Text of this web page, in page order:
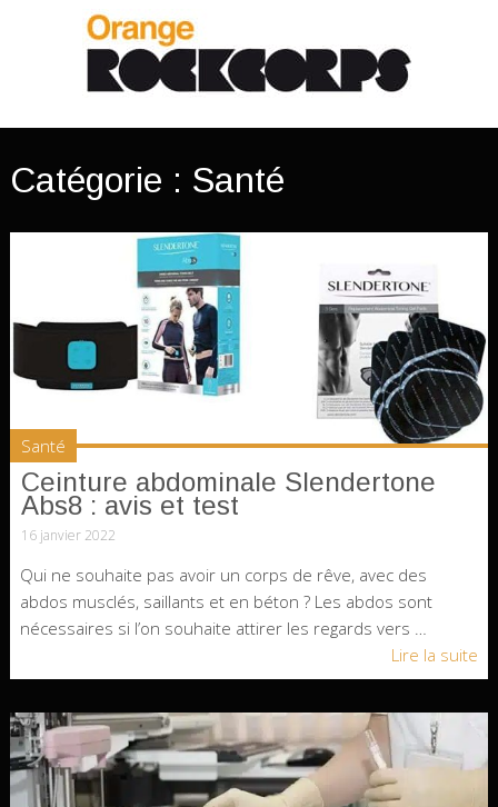
Catégorie : Santé
Santé
Ceinture abdominale Slendertone
Abs8 : avis et test
16 janvier 2022
Qui ne souhaite pas avoir un corps de rêve, avec des
abdos musclés, saillants et en béton ? Les abdos sont
nécessaires si l’on souhaite attirer les regards vers …
Lire la suite